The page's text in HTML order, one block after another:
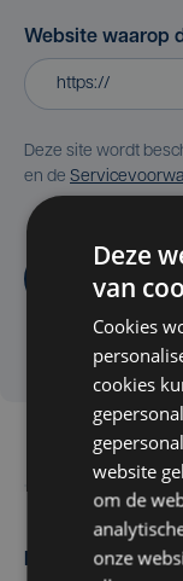
Website waarop
Deze site wordt
en de
Aanvragen
Maak zelf het
Deze
van
Cookies
cookies
website
om de
onze